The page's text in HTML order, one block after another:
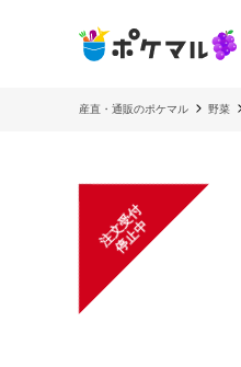
産直・通販のポケマル 野菜
注
文
受
付
停
止
中